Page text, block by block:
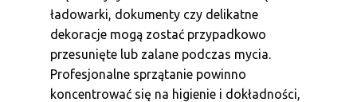
ładowarki, dokumenty czy delikatne
dekoracje mogą zostać przypadkowo
przesunięte lub zalane podczas mycia.
Profesjonalne sprzątanie powinno
koncentrować się na higienie i dokładności,